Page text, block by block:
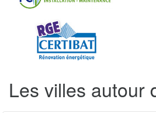
Les villes autour